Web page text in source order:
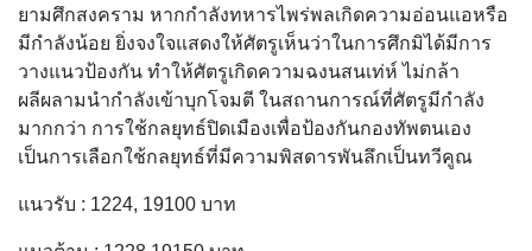
ยามศึกสงคราม หากกำลังทหารไพร่พลเกิดความอ่อนแอหรือ
มีกำลังน้อย ยิ่งจงใจแสดงให้ศัตรูเห็นว่าในการศึกมิได้มีการ
วางแนวป้องกัน ทำให้ศัตรูเกิดความฉงนสนเท่ห์ ไม่กล้า
ผลีผลามนำกำลังเข้าบุกโจมตี ในสถานการณ์ที่ศัตรูมีกำลัง
มากกว่า การใช้กลยุทธ์ปิดเมืองเพื่อป้องกันกองทัพตนเอง
เป็นการเลือกใช้กลยุทธ์ที่มีความพิสดารพันลึกเป็นทวีคูณ
แนวรับ : 1224, 19100 บาท